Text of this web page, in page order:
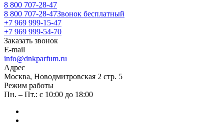
8 800 707-28-47
8 800 707-28-47Звонок бесплатный
+7 969 999-15-47
+7 969 999-54-70
Заказать звонок
E-mail
info@dnkparfum.ru
Адрес
Москва, Новодмитровская 2 стр. 5
Режим работы
Пн. – Пт.: с 10:00 до 18:00